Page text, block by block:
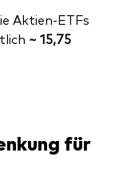
Aktien-ETFs
~ 15,75
für